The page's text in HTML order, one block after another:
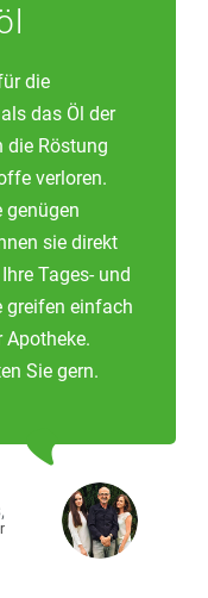
die
das Öl der
die Röstung
verloren.
genügen
sie direkt
Tages- und
greifen einfach
Apotheke.
Sie gern.